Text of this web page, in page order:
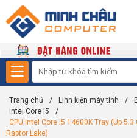
Trang chủ / Linh kiện máy tính /
Intel Core i5
/
CPU Intel Core i5 14600K Tray (Up
Raptor Lake)